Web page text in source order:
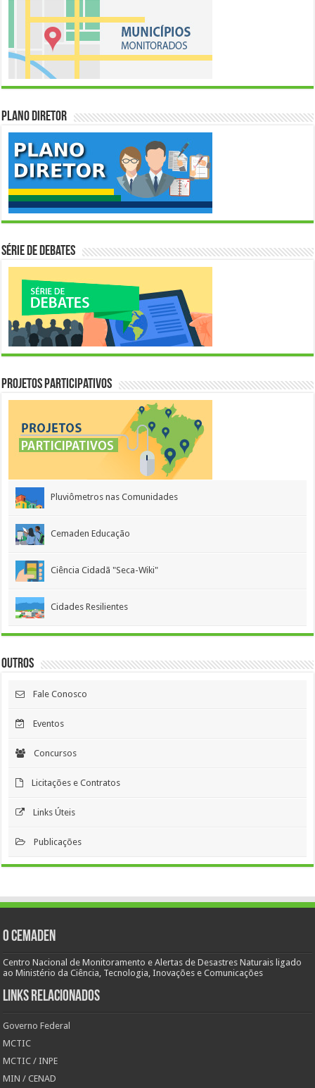
Plano Diretor
Série de Debates
Projetos Participativos
Pluviômetros nas Comunidades
Cemaden Educação
Ciência Cidadã "Seca-Wiki"
Cidades Resilientes
Outros
Fale Conosco
Eventos
Concursos
Licitações e Contratos
Links Úteis
Publicações
O Cemaden
Centro Nacional de Monitoramento e Alertas de Desastres Naturais ligado
ao Ministério da Ciência, Tecnologia, Inovações e Comunicações
Links Relacionados
Governo Federal
MCTIC
MCTIC / INPE
MIN / CENAD